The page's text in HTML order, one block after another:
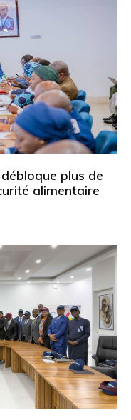
plus de
alimentaire